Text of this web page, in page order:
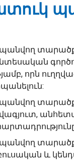
որն
տարածք
բուսական և